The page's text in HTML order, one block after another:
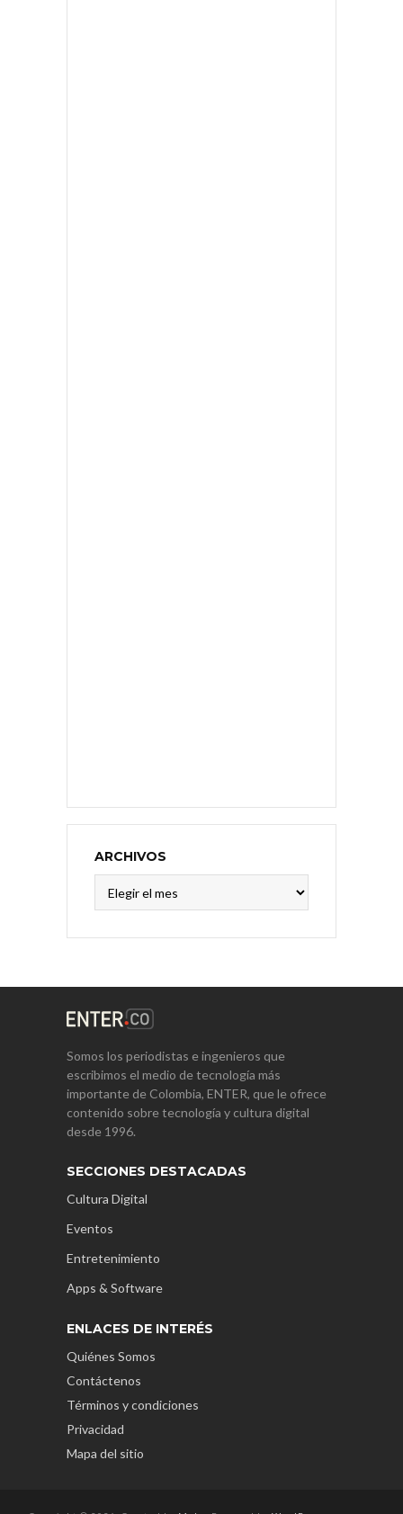
ARCHIVOS
Somos los periodistas e ingenieros que
escribimos el medio de tecnología más
importante de Colombia, ENTER, que le ofrece
contenido sobre tecnología y cultura digital
desde 1996.
SECCIONES DESTACADAS
Cultura Digital
Eventos
Entretenimiento
Apps & Software
ENLACES DE INTERÉS
Quiénes Somos
Contáctenos
Términos y condiciones
Privacidad
Mapa del sitio